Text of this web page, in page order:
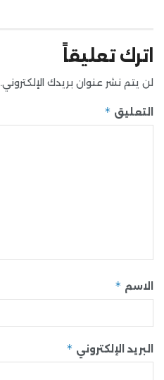
اترك تعليقاً
لن يتم نشر عنوان بريدك الإلكتروني.
التعليق *
الاسم *
البريد الإلكتروني *